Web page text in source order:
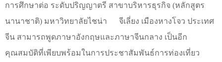
การศึกษาต่อ ระดับปริญญาตรี สาขาบริหารธุรกิจ (หลักสูตร
นานาชาติ) มหาวิทยาลัยไชน่า
จีเลี่ยง เมืองหางโจว ประเทศ
จีน สามารถพูดภาษาอังกฤษและภาษาจีนกลาง เป็นอีก
คุณสมบัติที่เพียบพร้อมในการประชาสัมพันธ์การท่องเที่ยว